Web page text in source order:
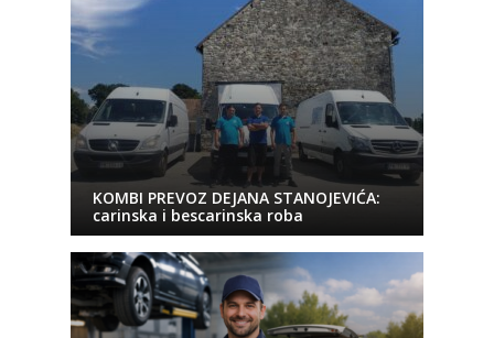
KOMBI PREVOZ DEJANA STANOJEVIĆA:
carinska i bescarinska roba